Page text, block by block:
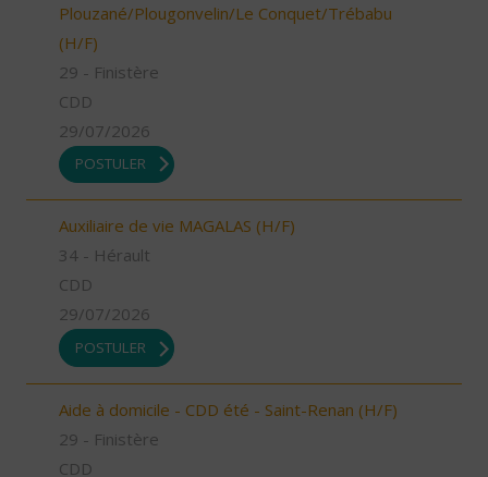
Plouzané/Plougonvelin/Le Conquet/Trébabu
(H/F)
29 - Finistère
CDD
29/07/2026
POSTULER
Auxiliaire de vie MAGALAS (H/F)
34 - Hérault
CDD
29/07/2026
POSTULER
Aide à domicile - CDD été - Saint-Renan (H/F)
29 - Finistère
CDD